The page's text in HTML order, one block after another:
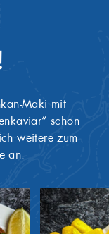
Maki mit
schon
weitere zum
an.